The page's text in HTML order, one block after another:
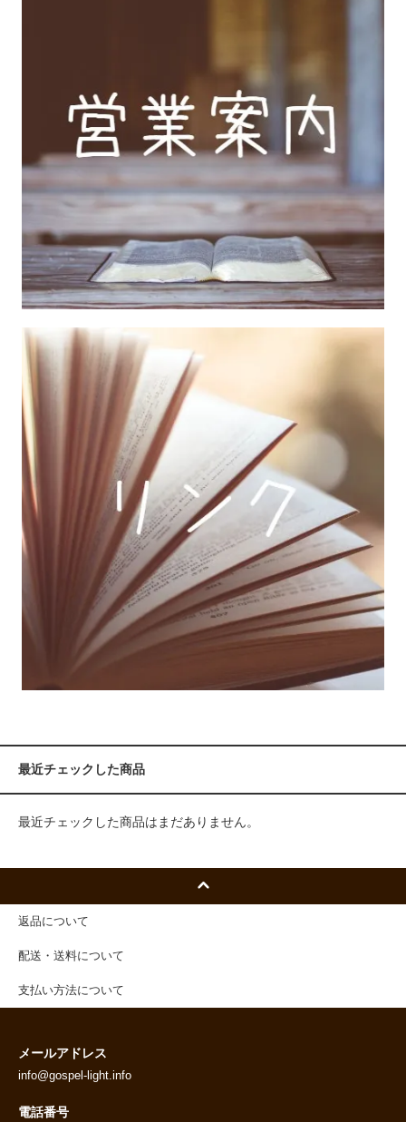
最近チェックした商品
最近チェックした商品はまだありません。
返品について
配送・送料について
支払い方法について
メールアドレス
info@gospel-light.info
電話番号